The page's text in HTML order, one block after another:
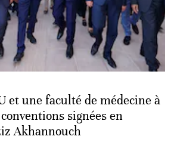
et une faculté de médecine à
signées en
Akhannouch